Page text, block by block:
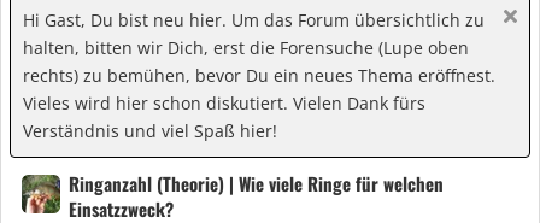
Hi Gast, Du bist neu hier. Um das Forum übersichtlich zu
halten, bitten wir Dich, erst die Forensuche (Lupe oben
rechts) zu bemühen, bevor Du ein neues Thema eröffnest.
Vieles wird hier schon diskutiert. Vielen Dank fürs
Verständnis und viel Spaß hier!
Ringanzahl (Theorie) | Wie viele Ringe für welchen
Einsatzzweck?